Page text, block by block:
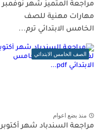
مراجعة المتميز شهر نوفمبر
مهارات مهنية للصف
الخامس الابتدائي ترم...
الصف الخامس الابتدائي
منذ بضع اعوام
مراجعة السندباد شهر أكتوبر